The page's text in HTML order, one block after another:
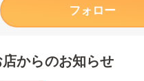
フォロー
店からのお知らせ